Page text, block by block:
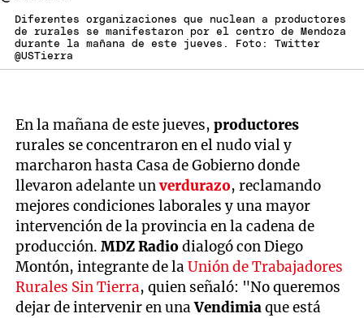
Diferentes organizaciones que nuclean a productores
de rurales se manifestaron por el centro de Mendoza
durante la mañana de este jueves. Foto: Twitter
@USTierra
En la mañana de este jueves,productores
rurales se concentraron en el nudo vial y
marcharon hasta Casa de Gobierno donde
llevaron adelante unverdurazo, reclamando
mejores condiciones laborales y una mayor
intervención de la provincia en la cadena de
producción.MDZ Radiodialogó con Diego
Montón, integrante de laUnión de Trabajadores
Rurales Sin Tierra, quien señaló: "No queremos
dejar de intervenir en unaVendimiaque está